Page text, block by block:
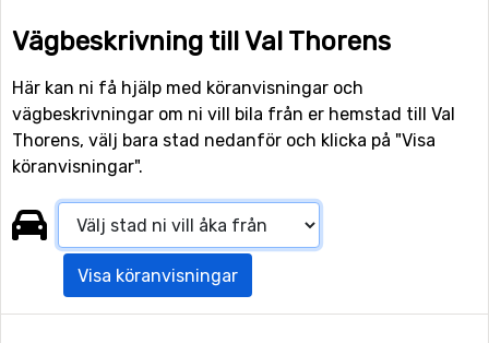
Vägbeskrivning till Val Thorens
Här kan ni få hjälp med köranvisningar och
vägbeskrivningar om ni vill bila från er hemstad till Val
Thorens, välj bara stad nedanför och klicka på "Visa
köranvisningar".
Visa köranvisningar